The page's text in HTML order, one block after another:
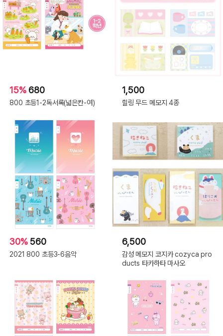
15% 680
800 초등1-2독서록(넓은칸-여)
1,500
힐링 무드 메모지 4종
30% 560
2021 800 초등3-6음악
6,500
감성 메모지 코지카 cozyca pro
ducts 타카하타 마사오